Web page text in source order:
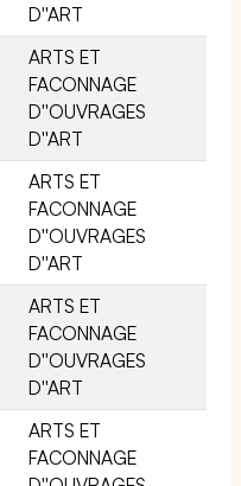
D''ART
ARTS ET
FACONNAGE
D''OUVRAGES
D''ART
ARTS ET
FACONNAGE
D''OUVRAGES
D''ART
ARTS ET
FACONNAGE
D''OUVRAGES
D''ART
ARTS ET
FACONNAGE